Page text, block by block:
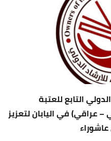
التابع للعتبة
عراقي) في اليابان لتعزيز